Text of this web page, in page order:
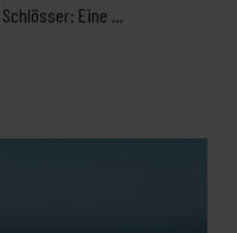
Schlösser: Eine …